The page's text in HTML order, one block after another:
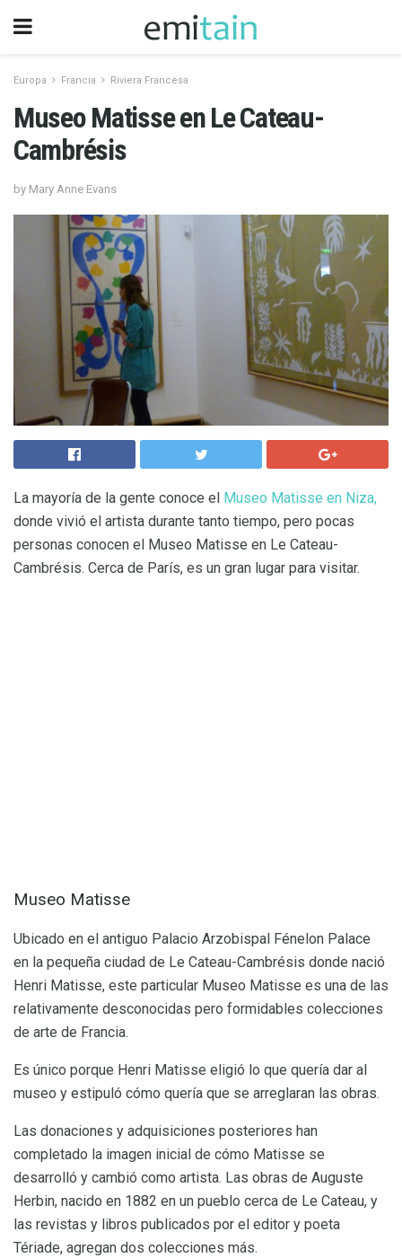
Europa Francia Riviera Francesa
Museo Matisse en Le Cateau-
Cambrésis
by Mary Anne Evans
La mayoría de la gente conoce el Museo Matisse en Niza,
donde vivió el artista durante tanto tiempo, pero pocas
personas conocen el Museo Matisse en Le Cateau-
Cambrésis. Cerca de París, es un gran lugar para visitar.
Museo Matisse
Ubicado en el antiguo Palacio Arzobispal Fénelon Palace
en la pequeña ciudad de Le Cateau-Cambrésis donde nació
Henri Matisse, este particular Museo Matisse es una de las
relativamente desconocidas pero formidables colecciones
de arte de Francia.
Es único porque Henri Matisse eligió lo que quería dar al
museo y estipuló cómo quería que se arreglaran las obras.
Las donaciones y adquisiciones posteriores han
completado la imagen inicial de cómo Matisse se
desarrolló y cambió como artista. Las obras de Auguste
Herbin, nacido en 1882 en un pueblo cerca de Le Cateau, y
las revistas y libros publicados por el editor y poeta
Tériade, agregan dos colecciones más.